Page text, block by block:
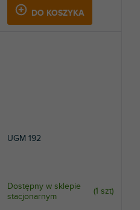
DO KOSZYKA
UGM 192
Dostępny w sklepie
stacjonarnym
(1 szt)